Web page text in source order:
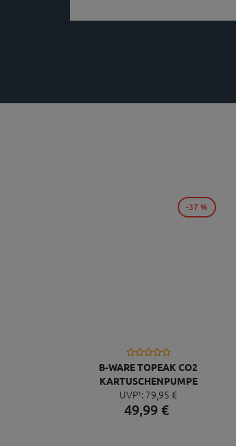
B-WARE TOPEAK CO2
KARTUSCHENPUMPE
TUBIBOOSTER, SILBER
UVP¹: 79, 95 €
49,99€
-37 %